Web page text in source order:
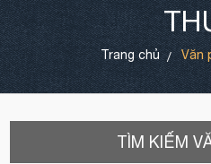
Trang chủ Văn
TÌM KIẾM